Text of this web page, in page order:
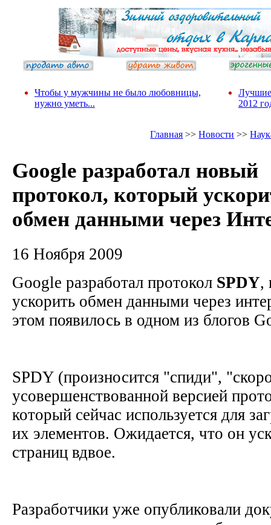
Чтобы у мужчины не было любовницы,
нужно уметь...
Лучшие
2012
Главная >>Новости >>
Google разработал новый
протокол, который
обмен данными через
16 Ноября 2009
Google разработал протокол SPDY,
ускорить обмен данными через
этом появилось в одном из блогов
SPDY (произносится "спиди",
усовершенствованной версией
который сейчас используется для
их элементов. Ожидается, что он
страниц вдвое.
Разработчики уже опубликовали